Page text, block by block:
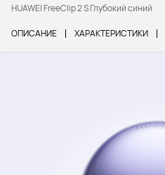
HUAWEI FreeClip 2 S Глубокий синий
ОПИСАНИЕ ХАРАКТЕРИСТИКИ